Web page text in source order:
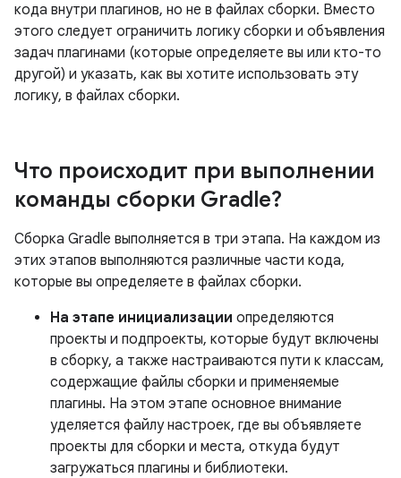
кода внутри плагинов, но не в файлах сборки. Вместо
этого следует ограничить логику сборки и объявления
задач плагинами (которые определяете вы или кто-то
другой) и указать, как вы хотите использовать эту
логику, в файлах сборки.
Что происходит при выполнении
команды сборки Gradle?
Сборка Gradle выполняется в три этапа. На каждом из
этих этапов выполняются различные части кода,
которые вы определяете в файлах сборки.
На этапе инициализации определяются
проекты и подпроекты, которые будут включены
в сборку, а также настраиваются пути к классам,
содержащие файлы сборки и применяемые
плагины. На этом этапе основное внимание
уделяется файлу настроек, где вы объявляете
проекты для сборки и места, откуда будут
загружаться плагины и библиотеки.